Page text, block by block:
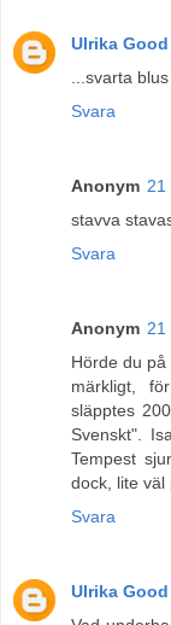
Ulrika Good
...svarta
Svara
Anonym 21
stavva
Svara
Anonym 21
Hörde du
märkligt,
släpptes
Svenskt".
Tempest
dock, lite väl
Svara
Ulrika Good